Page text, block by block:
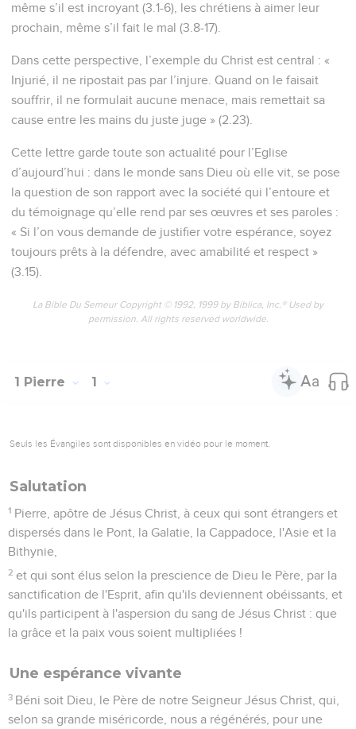
même s’il est incroyant (3.1-6), les chrétiens à aimer leur
prochain, même s’il fait le mal (3.8-17).
Dans cette perspective, l’exemple du Christ est central : «
Injurié, il ne ripostait pas par l’injure. Quand on le faisait
souffrir, il ne formulait aucune menace, mais remettait sa
cause entre les mains du juste juge » (2.23).
Cette lettre garde toute son actualité pour l’Eglise
d’aujourd’hui : dans le monde sans Dieu où elle vit, se pose
la question de son rapport avec la société qui l’entoure et
du témoignage qu’elle rend par ses œuvres et ses paroles :
« Si l’on vous demande de justifier votre espérance, soyez
toujours prêts à la défendre, avec amabilité et respect »
(3.15).
La Bible Du Semeur Copyright © 1992, 1999 by Biblica, Inc.® Used by
permission. All rights reserved worldwide.
1 Pierre 1
Seuls les Évangiles sont disponibles en vidéo pour le moment.
Salutation
1 Pierre, apôtre de Jésus Christ, à ceux qui sont étrangers et
dispersés dans le Pont, la Galatie, la Cappadoce, l'Asie et la
Bithynie,
2 et qui sont élus selon la prescience de Dieu le Père, par la
sanctification de l'Esprit, afin qu'ils deviennent obéissants, et
qu'ils participent à l'aspersion du sang de Jésus Christ : que
la grâce et la paix vous soient multipliées !
Une espérance vivante
3 Béni soit Dieu, le Père de notre Seigneur Jésus Christ, qui,
selon sa grande miséricorde, nous a régénérés, pour une